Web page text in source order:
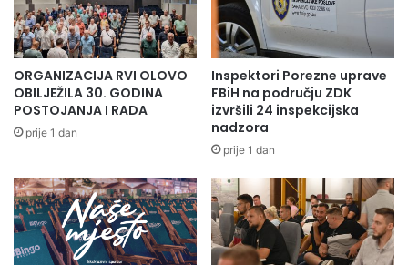
obaveznim trajanjem ugovornog odnosa na 24 mjeseca
mogu odabrati mobilni telefon, laptop, TV, tablet ili bilo koji
drugi uređaj iz bogate ponude uređaja BH Telecoma ili
partnerske ponude uređaja.
Podnesi zahtjev za Moja TV online!
Online zahtjev za aktivaciju akcijske ponude možete
podnijetiovdje.
Detaljni uslovi akcije su dostupniovdje.
ORGANIZACIJA RVI OLOVO
OBILJEŽILA 30. GODINA
POSTOJANJA I RADA
prije 1 dan
Inspektori Porezne uprave
FBiH na području ZDK
izvršili 24 inspekcijska
nadzora
prije 1 dan